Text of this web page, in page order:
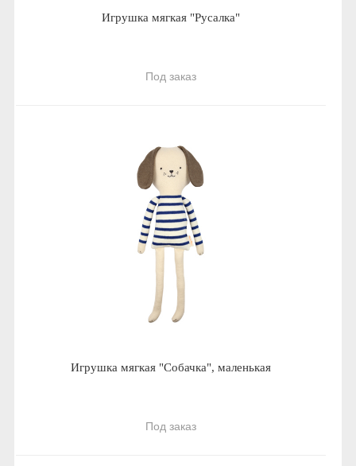
Игрушка мягкая "Русалка"
Под заказ
Игрушка мягкая "Собачка", маленькая
Под заказ